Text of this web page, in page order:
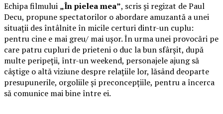
Echipa filmului „În pielea mea”, scris și regizat de Paul
Decu, propune spectatorilor o abordare amuzantă a unei
situații des întâlnite în micile certuri dintr-un cuplu:
pentru cine e mai greu/ mai ușor. În urma unei provocări pe
care patru cupluri de prieteni o duc la bun sfârșit, după
multe peripeții, într-un weekend, personajele ajung să
câștige o altă viziune despre relațiile lor, lăsând deoparte
presupunerile, orgoliile și preconcepțiile, pentru a încerca
să comunice mai bine între ei.